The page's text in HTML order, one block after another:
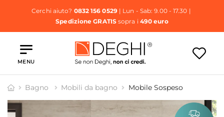
Cerchi aiuto? 0832 156 0529| Lun - Sab: 9.00 - 17.30 |
Spedizione GRATISsopra i 490 euro
MENU
Bagno Mobili da bagno Mobile Sospeso